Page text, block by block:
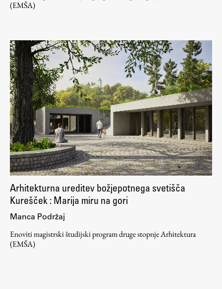
(EMŠA)
Arhitekturna ureditev božjepotnega svetišča
Kurešček : Marija miru na gori
Manca Podržaj
Enoviti magistrski študijski program druge stopnje Arhitektura
(EMŠA)